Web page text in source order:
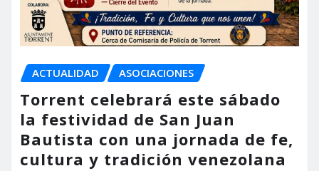
ACTUALIDAD ASOCIACIONES
Torrent celebrará este sábado
la festividad de San Juan
Bautista con una jornada de fe,
cultura y tradición venezolana